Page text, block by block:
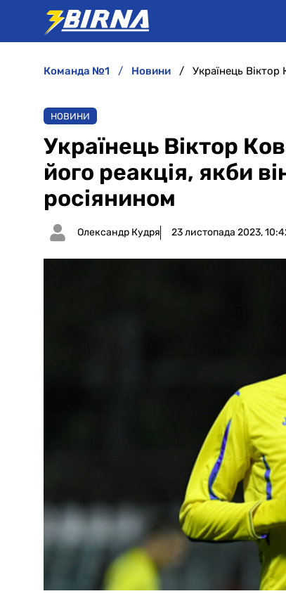
команда №1 новини
НОВИНИ
Українець Віктор
його реакція, якби
росіянином
Олександр Кудря 23 листопада 2023,